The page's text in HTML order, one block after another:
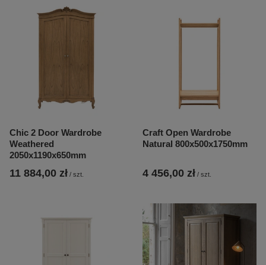
Chic 2 Door Wardrobe
Weathered
2050x1190x650mm
11 884,00 zł / szt.
Craft Open Wardrobe
Natural 800x500x1750mm
4 456,00 zł / szt.